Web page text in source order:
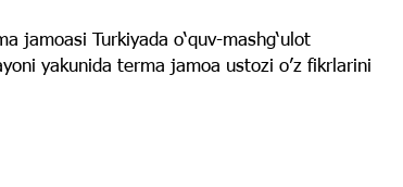
jamoasi Turkiyada o‘quv-mashg‘ulot
yakunida terma jamoa ustozi o’z fikrlarini